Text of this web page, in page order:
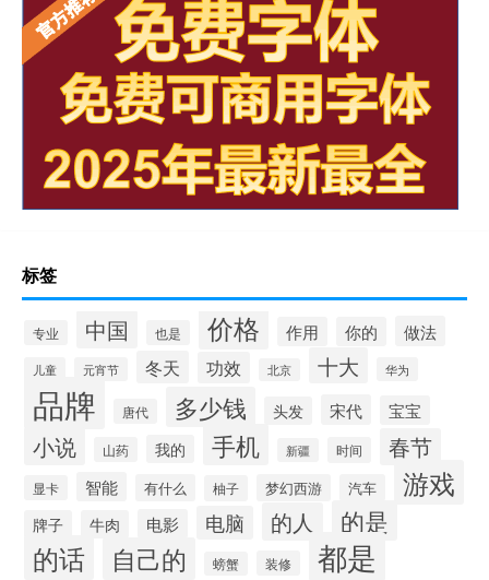
标签
专业 中国 也是 价格 作用 你的 做法
儿童 元宵节 冬天 功效 北京 十大 华为
品牌 唐代 多少钱 头发 宋代 宝宝
小说 山药 我的 手机 新疆 时间 春节
显卡 智能 有什么 柚子 梦幻西游 汽车 游戏
牌子 牛肉 电影 电脑 的人 的是
的话 自己的 螃蟹 装修 都是